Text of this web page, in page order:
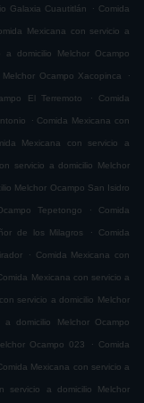
Galaxia Cuautitlán . Comida
Mexicana con servicio a
a domicilio Melchor Ocampo
Ocampo Xacopinca .
El Terremoto . Comida
. Comida Mexicana con
Mexicana con servicio a
servicio a domicilio Melchor
Melchor Ocampo San Isidro
Tepetongo . Comida
de los Milagros . Comida
. Comida Mexicana con
Mexicana con servicio a
servicio a domicilio Melchor
domicilio Melchor Ocampo
Ocampo 023 . Comida
Mexicana con servicio a
servicio a domicilio Melchor